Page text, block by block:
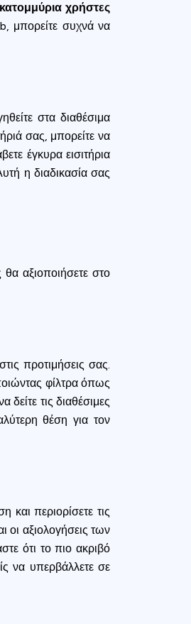
χρήστες
μπορείτε συχνά να
στα διαθέσιμα
σας, μπορείτε να
έγκυρα εισιτήρια
η διαδικασία σας
αξιοποιήσετε στο
προτιμήσεις σας.
φίλτρα όπως
τις διαθέσιμες
θέση για τον
περιορίσετε τις
οι αξιολογήσεις των
ότι το πιο ακριβό
να υπερβάλλετε σε